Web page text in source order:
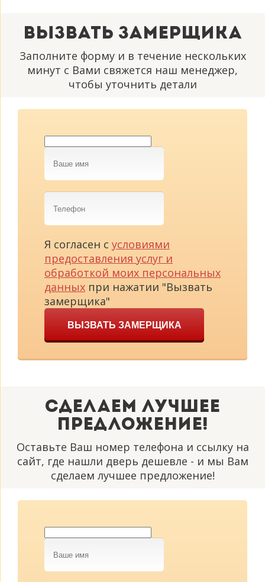
Вызвать замерщика
Заполните форму и в течение нескольких
минут с Вами свяжется наш менеджер,
чтобы уточнить детали
Ваше
имя
Телефон
Я согласен с условиями
предоставления услуг и
обработкой моих персональных
данных при нажатии "Вызвать
замерщика"
ВЫЗВАТЬ ЗАМЕРЩИКА
Сделаем лучшее
предложение!
Оставьте Ваш номер телефона и ссылку на
сайт, где нашли дверь дешевле - и мы Вам
сделаем лучшее предложение!
Ваше
имя